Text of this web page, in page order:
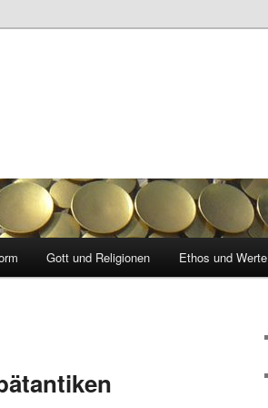
Gott und Religionen Ethos und Werte